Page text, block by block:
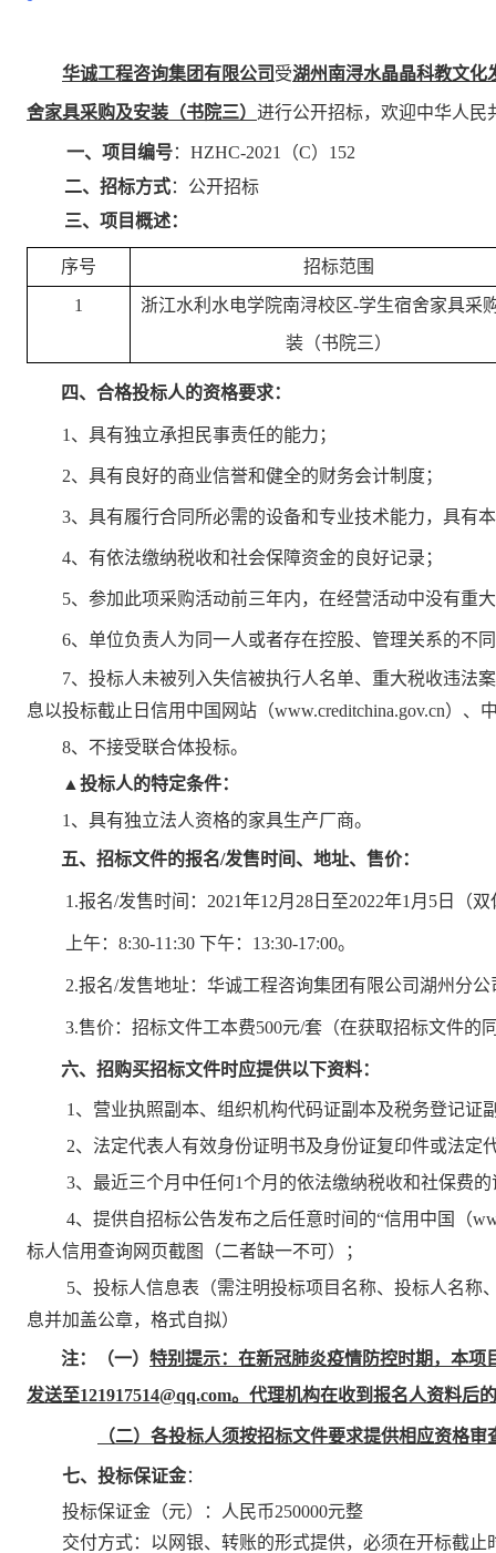
华诚工程咨询集团有限公司 受湖州南浔水晶晶科教文化
舍家具采购及安装 （书院三） 进行公开招标， 欢迎中华人民
一、 项目编号： HZHC-2021（C） 152
二、招标方式：公开招标
三、项目概述：
序号 招标范围
1 浙江水利水电学院南浔校区-学生宿舍家具采
装（书院三）
四、合格投标人的资格要求：
1、 具有独立承担民事责任的能力；
2、具有良好的商业信誉和健全的财务会计制度；
3、具有履行合同所必需的设备和专业技术能力，具有
4、有依法缴纳税收和社会保障资金的良好记录；
5、参加此项采购活动前三年内，在经营活动中没有重
6、 单位负责人为同一人或者存在控股、管理关系的不
7、投标人未被列入失信被执行人名单、重大税收违法
息以投标截止日信用中国网站（www.creditchina.gov.cn）、
8、不接受联合体投标。
▲投标人的特定条件：
1、 具有独立法人资格的家具生产厂商。
五、 招标文件的报名/发售时间、地址、售价：
1.报名/发售时间 ： 2021年12月 28 日至2022年1 月 5 日 （双
上午： 8:30-11:30 下午：13:30-17:00。
2.报名/发售地址： 华诚工程咨询集团有限公司湖州分公
3.售价：招标文件工本费500元/套（在获取招标文件的
六、招购买招标文件时应提供以下资料：
1、营业执照副本、组织机构代码证副本及税务登记证
2、法定代表人有效身份证明书及身份证复印件或法定
3、最近三个月中任何1个月的依法缴纳税收和社保费
4、提供自招标公告发布之后任意时间的“信用中国（
标人信用查询网页截图（二者缺一不可）；
5、投标人信息表（需注明投标项目名称、投标人名称
息并加盖公章，格式自拟）
注： （一） 特别提示：在新冠肺炎疫情防控时期，本项
发送至121917514@qq.com。代理机构在收到报名人资料后
（二） 各投标人须按招标文件要求提供相应资格审
七、投标保证金：
投标保证金 （元）：人民币250000元整
交付方式：以网银、转账的形式提供，必须在开标截止